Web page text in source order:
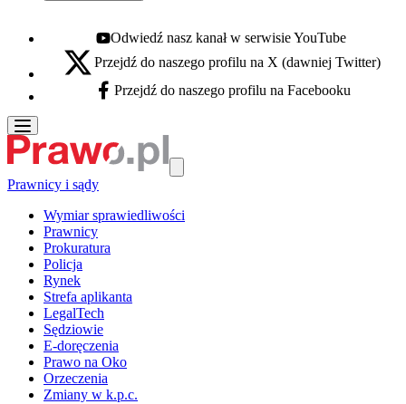
Youtube - otwiera się w nowej karcie
Odwiedź nasz kanał w serwisie YouTube
X - otwiera się w nowej karcie
Przejdź do naszego profilu na X (dawniej Twitter)
Facebook - otwiera się w nowej karcie
Przejdź do naszego profilu na Facebooku
Prawnicy i sądy
Wymiar sprawiedliwości
Prawnicy
Prokuratura
Policja
Rynek
Strefa aplikanta
LegalTech
Sędziowie
E-doręczenia
Prawo na Oko
Orzeczenia
Zmiany w k.p.c.